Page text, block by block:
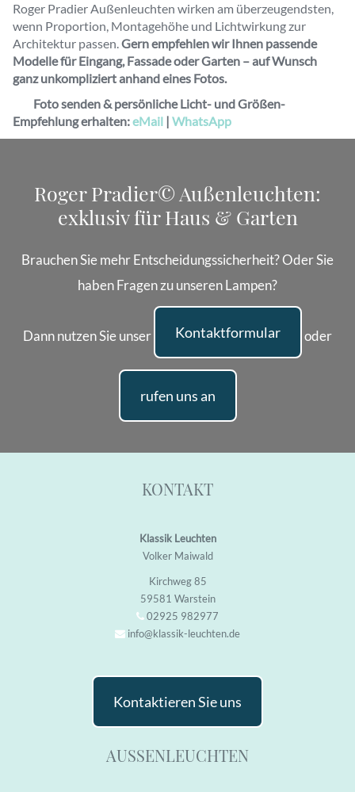
Roger Pradier Außenleuchten wirken am überzeugendsten,
wenn Proportion, Montagehöhe und Lichtwirkung zur
Architektur passen.Gern empfehlen wir Ihnen passende
Modelle für Eingang, Fassade oder Garten – auf Wunsch
ganz unkompliziert anhand eines Fotos.
Foto senden & persönliche Licht- und Größen-
Empfehlung erhalten:eMail | WhatsApp
Roger Pradier© Außenleuchten:
exklusiv für Haus & Garten
Brauchen Sie mehr Entscheidungssicherheit? Oder Sie
haben Fragen zu unseren Lampen?
Dann nutzen Sie unser Kontaktformular oder
rufen uns an
KONTAKT
Klassik Leuchten
Volker Maiwald
Kirchweg 85
59581 Warstein
02925 982977
info@klassik-leuchten.de
Kontaktieren Sie uns
AUSSENLEUCHTEN